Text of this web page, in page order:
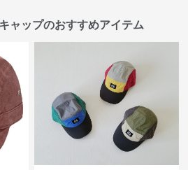
ャップのおすすめアイテム